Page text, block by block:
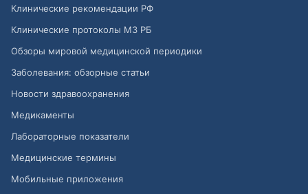
Клинические рекомендации РФ
Клинические протоколы МЗ РБ
Обзоры мировой медицинской периодики
Заболевания: обзорные статьи
Новости здравоохранения
Медикаменты
Лабораторные показатели
Медицинские термины
Мобильные приложения